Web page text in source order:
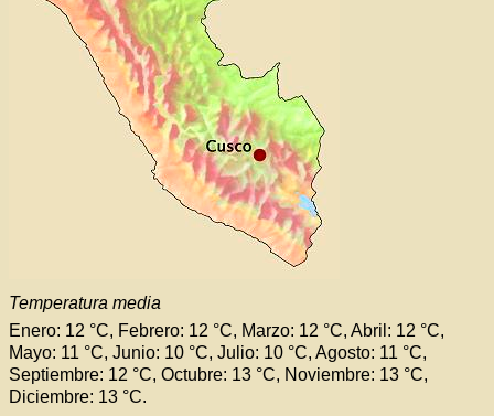
Temperatura media
Enero: 12 °C, Febrero: 12 °C, Marzo: 12 °C, Abril: 12 °C,
Mayo: 11 °C, Junio: 10 °C, Julio: 10 °C, Agosto: 11 °C,
Septiembre: 12 °C, Octubre: 13 °C, Noviembre: 13 °C,
Diciembre: 13 °C.